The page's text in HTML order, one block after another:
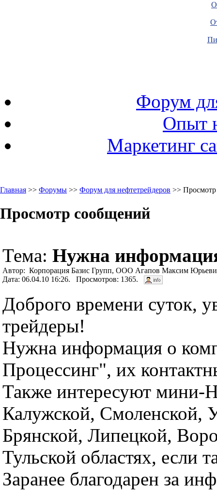
Форум
Опыт
Маркетинг
Главная >> Форумы >> Форум для нефтетрейдеров >>
Просмотр сообщений
Тема: Нужна
Автор: Корпорация Базис Групп, ООО Агапов Максим
Дата: 06.04.10 16:26. Просмотров: 1365.
Доброго времени суток,
трейдеры!
Нужна информация о
Процессинг", их
Также интересуют мини-
Калужской, Смоленской,
Брянской, Липецкой,
Тульской областях, если
Заранее благодарен за